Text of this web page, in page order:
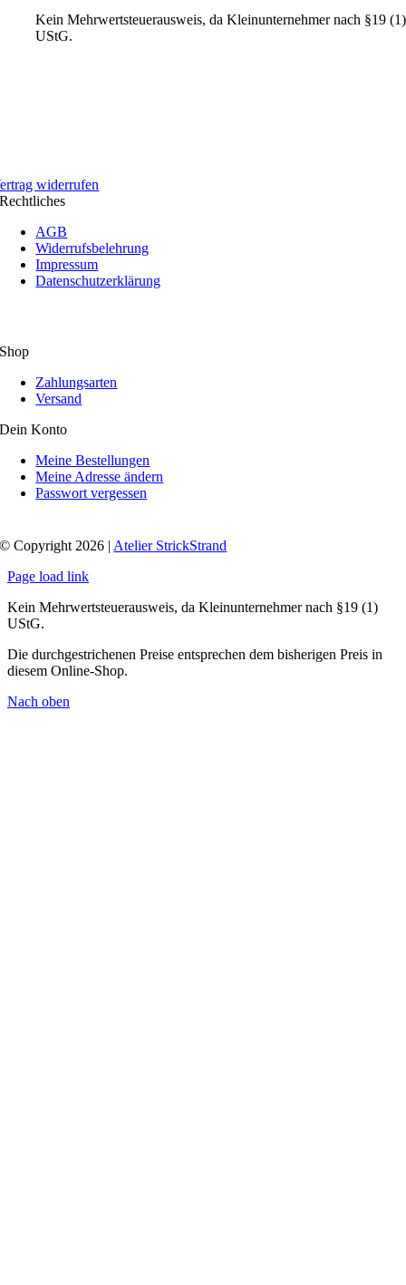
Kein Mehrwertsteuerausweis, da Kleinunternehmer nach §19 (1)
UStG.
widerrufen
Rechtliches
AGB
Widerrufsbelehrung
Impressum
Datenschutzerklärung
Shop
Zahlungsarten
Versand
Dein Konto
Meine Bestellungen
Meine Adresse ändern
Passwort vergessen
© Copyright 2026 | Atelier StrickStrand
Page load link
Kein Mehrwertsteuerausweis, da Kleinunternehmer nach §19 (1)
UStG.
Die durchgestrichenen Preise entsprechen dem bisherigen Preis in
diesem Online-Shop.
Nach oben